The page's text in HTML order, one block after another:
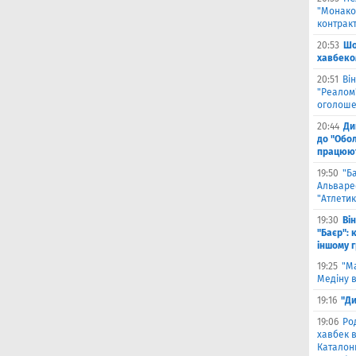
контракт
20:53
20:51
20:44
до
19:50
19:30
"Баєр":
іншому
19:25
Медіну
19:16
19:06
хавбек